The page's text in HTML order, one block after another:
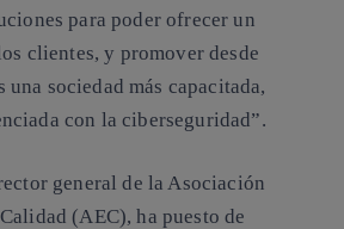
para poder ofrecer un
clientes, y promover desde
una sociedad más capacitada,
con la ciberseguridad”.
general de la Asociación
(AEC), ha puesto de